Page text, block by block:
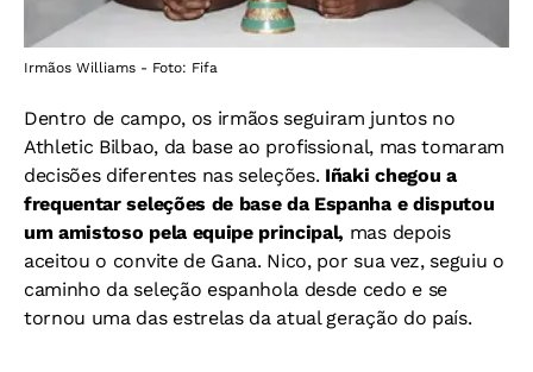
Irmãos Williams - Foto: Fifa
Dentro de campo, os irmãos seguiram juntos no
Athletic Bilbao, da base ao profissional, mas tomaram
decisões diferentes nas seleções. Iñaki chegou a
frequentar seleções de base da Espanha e disputou
um amistoso pela equipe principal, mas depois
aceitou o convite de Gana. Nico, por sua vez, seguiu o
caminho da seleção espanhola desde cedo e se
tornou uma das estrelas da atual geração do país.